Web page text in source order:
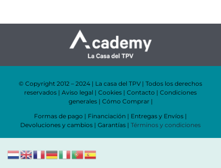
© Copyright 2012 – 2024 | La casa del TPV | Todos los derechos
reservados | Aviso legal | Cookies | Contacto | Condiciones
generales| Cómo Comprar|
Formas de pago | Financiación | Entregas y Envíos |
Devoluciones y cambios | Garantías | Términos y condiciones